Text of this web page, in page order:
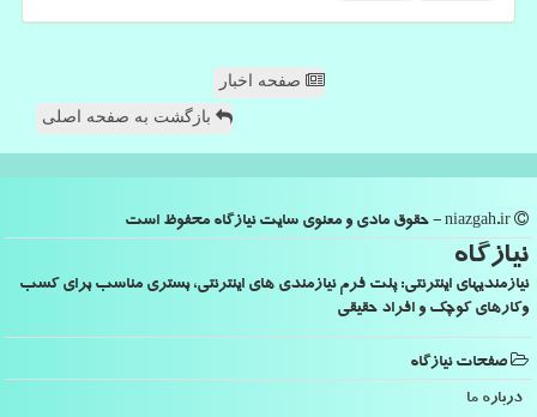
صفحه اخبار
بازگشت به صفحه اصلی
نیازگاه
نیازمندیهای اینترنتی: پلت فرم نیازمندی های اینترنتی، بستری مناسب برای کسب
وکارهای کوچک و افراد حقیقی
صفحات نیازگاه
درباره ما